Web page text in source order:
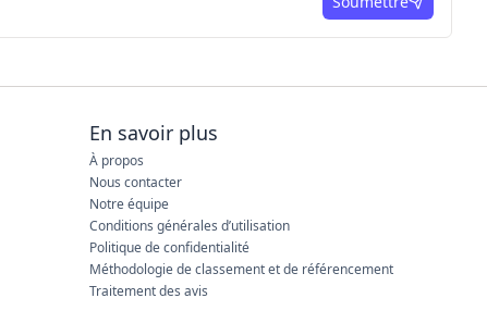
En savoir plus
À propos
Nous contacter
Notre équipe
Conditions générales d’utilisation
Politique de confidentialité
Méthodologie de classement et de référencement
Traitement des avis